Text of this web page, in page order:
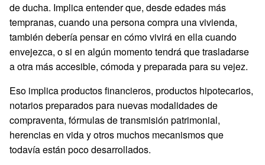
de ducha. Implica entender que, desde edades más
tempranas, cuando una persona compra una vivienda,
también debería pensar en cómo vivirá en ella cuando
envejezca, o si en algún momento tendrá que trasladarse
a otra más accesible, cómoda y preparada para su vejez.
Eso implica productos financieros, productos hipotecarios,
notarios preparados para nuevas modalidades de
compraventa, fórmulas de transmisión patrimonial,
herencias en vida y otros muchos mecanismos que
todavía están poco desarrollados.